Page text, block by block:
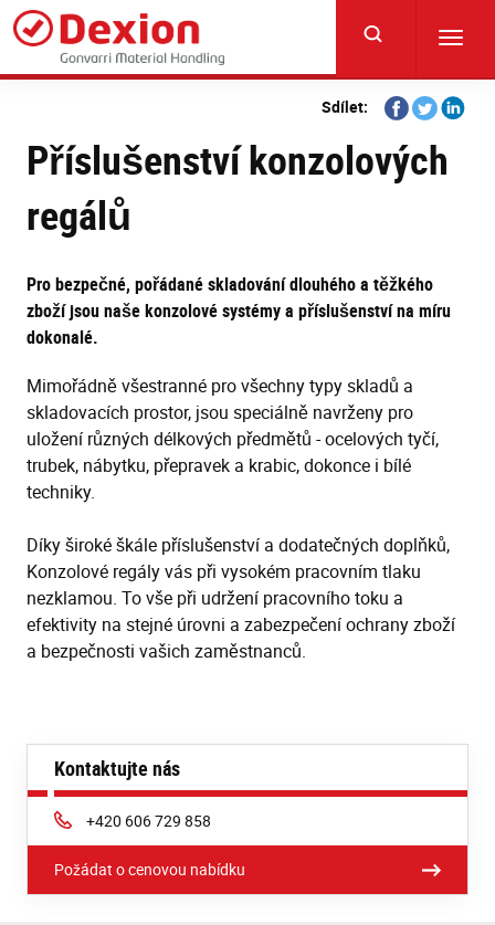
Skip
main
content
Sdílet:
Share
on
Facebook
Share
on
Twitter
Share
Příslušenství konzolových
regálů
Pro bezpečné, pořádané skladování dlouhého a těžkého
zboží jsou naše konzolové systémy a příslušenství na míru
dokonalé.
Mimořádně všestranné pro všechny typy skladů a
skladovacích prostor, jsou speciálně navrženy pro
uložení různých délkových předmětů - ocelových tyčí,
trubek, nábytku, přepravek a krabic, dokonce i bílé
techniky.
Díky široké škále příslušenství a dodatečných doplňků,
Konzolové regály vás při vysokém pracovním tlaku
nezklamou. To vše při udržení pracovního toku a
efektivity na stejné úrovni a zabezpečení ochrany zboží
a bezpečnosti vašich zaměstnanců.
Kontaktujte nás
Phone:
+420 606 729 858
Požádat o cenovou nabídku